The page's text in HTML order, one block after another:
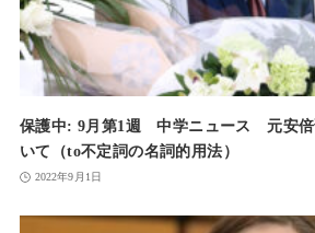
保護中: 9月第1週 中学ニュース 元安倍
いて（to不定詞の名詞的用法）
2022年9月1日